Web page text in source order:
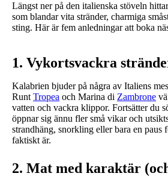
Längst ner på den italienska stöveln
som blandar vita stränder, charmiga
sting. Här är fem anledningar att boka
1. Vykortsvackra
Kalabrien bjuder på några av Italiens
Runt Tropea och Marina di Zambrone
vatten och vackra klippor. Fortsätter du
öppnar sig ännu fler små vikar och
strandhäng, snorkling eller bara en paus
faktiskt är.
2. Mat med karaktär